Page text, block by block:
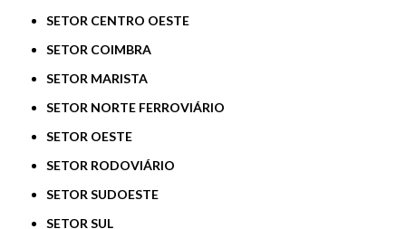
SETOR CENTRO OESTE
SETOR COIMBRA
SETOR MARISTA
SETOR NORTE FERROVIÁRIO
SETOR OESTE
SETOR RODOVIÁRIO
SETOR SUDOESTE
SETOR SUL